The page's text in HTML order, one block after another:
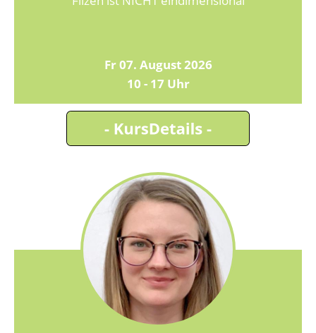
Fr 07. August 2026
10 - 17 Uhr